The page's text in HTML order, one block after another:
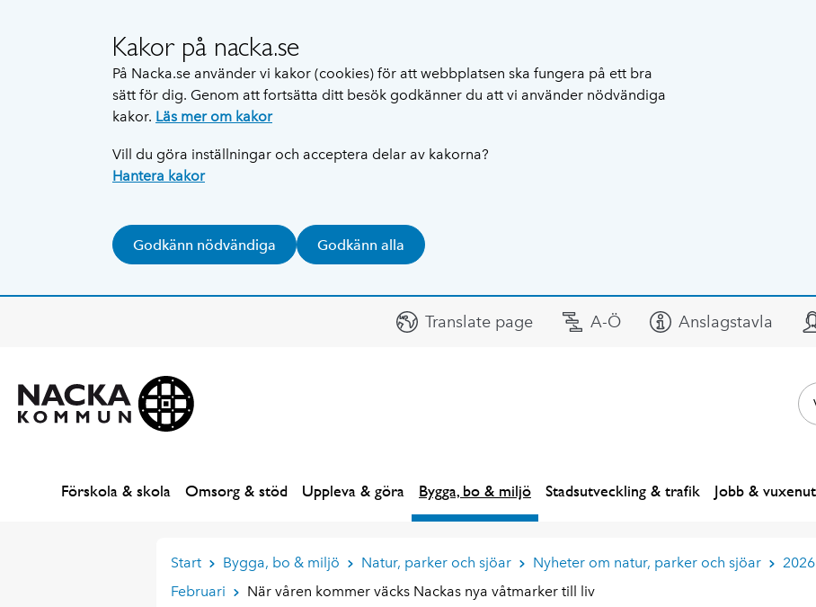
Kakor på nacka.se
På Nacka.se använder vi kakor (cookies) för att webbplatsen ska fungera på ett bra
sätt för dig. Genom att fortsätta ditt besök godkänner du att vi använder nödvändiga
kakor. Läs mer om kakor
Vill du göra inställningar och acceptera delar av kakorna?
Hantera kakor
Godkänn nödvändiga Godkänn alla
Translate page A-Ö Anslagstavla
Förskola & skola Omsorg & stöd Uppleva & göra Bygga, bo & miljö Stadsutveckling & trafik Jobb &
Start Bygga, bo & miljö Natur, parker och sjöar Nyheter om natur, parker och sjöar
2026
Februari
När våren kommer väcks Nackas nya våtmarker till liv